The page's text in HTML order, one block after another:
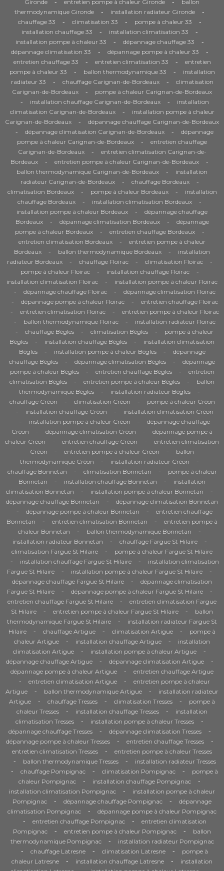
Gironde entretien pompe à chaleur Gironde
ballon
thermodynamique Gironde
- installation radiateur Gironde -
chauffage 33 - climatisation 33 - pompe à chaleur 33 -
installation chauffage 33 - installation climatisation 33 -
installation pompe à chaleur 33 - dépannage chauffage 33 -
dépannage climatisation 33 - dépannage pompe à chaleur 33 -
entretien chauffage 33 - entretien climatisation 33 -
entretien
pompe à chaleur 33
- ballon thermodynamique 33 -
installation
radiateur 33
- chauffage Carignan-de-Bordeaux -
climatisation
Carignan-de-Bordeaux
- pompe à chaleur Carignan-de-Bordeaux
- installation chauffage Carignan-de-Bordeaux -
installation
climatisation Carignan-de-Bordeaux
-
installation pompe à chaleur
Carignan-de-Bordeaux
- dépannage chauffage Carignan-de-Bordeaux
- dépannage climatisation Carignan-de-Bordeaux -
dépannage
pompe à chaleur Carignan-de-Bordeaux
-
entretien chauffage
Carignan-de-Bordeaux
-
entretien climatisation Carignan-de-
Bordeaux
- entretien pompe à chaleur Carignan-de-Bordeaux -
ballon thermodynamique Carignan-de-Bordeaux -
installation
radiateur Carignan-de-Bordeaux
- chauffage Bordeaux -
climatisation Bordeaux - pompe à chaleur Bordeaux -
installation
chauffage Bordeaux
- installation climatisation Bordeaux -
installation pompe à chaleur Bordeaux -
dépannage chauffage
Bordeaux
- dépannage climatisation Bordeaux -
dépannage
pompe à chaleur Bordeaux
- entretien chauffage Bordeaux -
entretien climatisation Bordeaux -
entretien pompe à chaleur
Bordeaux
- ballon thermodynamique Bordeaux -
installation
radiateur Bordeaux
- chauffage Floirac - climatisation Floirac -
pompe à chaleur Floirac - installation chauffage Floirac -
installation climatisation Floirac - installation pompe à chaleur Floirac
- dépannage chauffage Floirac - dépannage climatisation Floirac
- dépannage pompe à chaleur Floirac - entretien chauffage Floirac
- entretien climatisation Floirac - entretien pompe à chaleur Floirac
- ballon thermodynamique Floirac - installation radiateur Floirac
- chauffage Bègles - climatisation Bègles -
pompe à chaleur
Bègles
- installation chauffage Bègles -
installation climatisation
Bègles
- installation pompe à chaleur Bègles -
dépannage
chauffage Bègles
- dépannage climatisation Bègles -
dépannage
pompe à chaleur Bègles
- entretien chauffage Bègles -
entretien
climatisation Bègles
- entretien pompe à chaleur Bègles -
ballon
thermodynamique Bègles
- installation radiateur Bègles -
chauffage Créon - climatisation Créon - pompe à chaleur Créon
- installation chauffage Créon - installation climatisation Créon
- installation pompe à chaleur Créon -
dépannage chauffage
Créon
- dépannage climatisation Créon -
dépannage pompe à
chaleur Créon
- entretien chauffage Créon -
entretien climatisation
Créon
- entretien pompe à chaleur Créon -
ballon
thermodynamique Créon
- installation radiateur Créon -
chauffage Bonnetan - climatisation Bonnetan -
pompe à chaleur
Bonnetan
- installation chauffage Bonnetan -
installation
climatisation Bonnetan
- installation pompe à chaleur Bonnetan -
dépannage chauffage Bonnetan - dépannage climatisation Bonnetan
- dépannage pompe à chaleur Bonnetan -
entretien chauffage
Bonnetan
- entretien climatisation Bonnetan -
entretien pompe à
chaleur Bonnetan
- ballon thermodynamique Bonnetan -
installation radiateur Bonnetan - chauffage Fargue St Hilaire -
climatisation Fargue St Hilaire - pompe à chaleur Fargue St Hilaire
- installation chauffage Fargue St Hilaire -
installation climatisation
Fargue St Hilaire
- installation pompe à chaleur Fargue St Hilaire -
dépannage chauffage Fargue St Hilaire -
dépannage climatisation
Fargue St Hilaire
- dépannage pompe à chaleur Fargue St Hilaire -
entretien chauffage Fargue St Hilaire -
entretien climatisation Fargue
St Hilaire
- entretien pompe à chaleur Fargue St Hilaire -
ballon
thermodynamique Fargue St Hilaire
-
installation radiateur Fargue St
Hilaire
- chauffage Artigue - climatisation Artigue -
pompe à
chaleur Artigue
- installation chauffage Artigue -
installation
climatisation Artigue
- installation pompe à chaleur Artigue -
dépannage chauffage Artigue - dépannage climatisation Artigue -
dépannage pompe à chaleur Artigue - entretien chauffage Artigue
- entretien climatisation Artigue -
entretien pompe à chaleur
Artigue
- ballon thermodynamique Artigue -
installation radiateur
Artigue
- chauffage Tresses - climatisation Tresses -
pompe à
chaleur Tresses
- installation chauffage Tresses -
installation
climatisation Tresses
- installation pompe à chaleur Tresses -
dépannage chauffage Tresses - dépannage climatisation Tresses -
dépannage pompe à chaleur Tresses - entretien chauffage Tresses -
entretien climatisation Tresses - entretien pompe à chaleur Tresses
- ballon thermodynamique Tresses - installation radiateur Tresses
- chauffage Pompignac - climatisation Pompignac -
pompe à
chaleur Pompignac
- installation chauffage Pompignac -
installation climatisation Pompignac -
installation pompe à chaleur
Pompignac
- dépannage chauffage Pompignac -
dépannage
climatisation Pompignac
- dépannage pompe à chaleur Pompignac
- entretien chauffage Pompignac -
entretien climatisation
Pompignac
- entretien pompe à chaleur Pompignac -
ballon
thermodynamique Pompignac
- installation radiateur Pompignac
- chauffage Latresne - climatisation Latresne -
pompe à
chaleur Latresne
- installation chauffage Latresne -
installation